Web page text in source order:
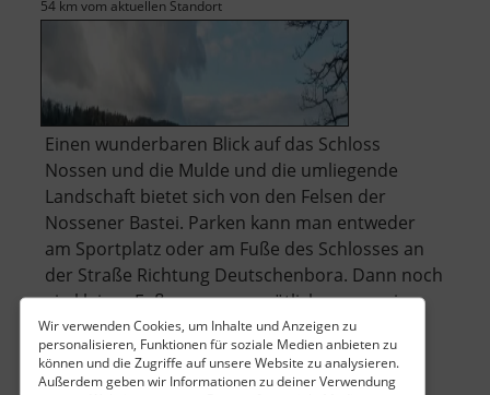
Wir verwenden Cookies, um Inhalte und Anzeigen zu
personalisieren, Funktionen für soziale Medien anbieten zu
können und die Zugriffe auf unsere Website zu analysieren.
Außerdem geben wir Informationen zu deiner Verwendung
54 km vom aktuellen Standort
Einen wunderbaren Blick auf das Schloss
Nossen und die Mulde und die umliegende
Landschaft bietet sich von den Felsen der
Nossener Bastei. Parken kann man entweder
am Sportplatz oder am Fuße des Schlosses an
der Straße Richtung Deutschenbora. Dann noch
ein kleiner Fußweg von gemütlichen zwanzig
Minu.. »weiterlesenüber
Bastei
zu